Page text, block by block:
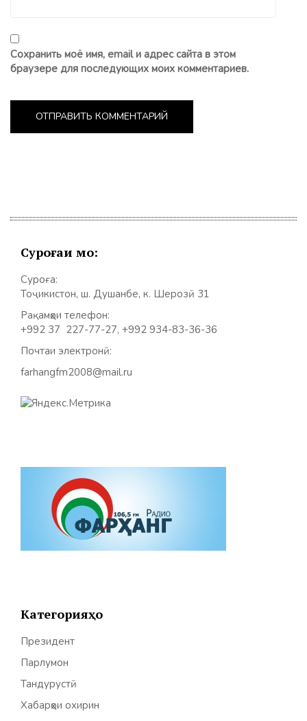
Сохранить моё имя, email и адрес сайта в этом
браузере для последующих моих комментариев.
Суроғаи мо:
Суроға:
Тоҷикистон, ш. Душанбе, к. Шерозӣ 31
Рақамҳои телефон:
+992 37 227-77-27, +992 934-83-36-36
Почтаи электронӣ:
farhangfm2008@mail.ru
Категорияҳо
Президент
Парлумон
Тандурустӣ
Хабарҳои охирин